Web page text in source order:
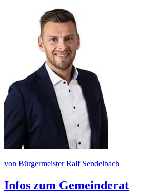
von Bürgermeister Ralf Sendelbach
Infos zum Gemeinderat